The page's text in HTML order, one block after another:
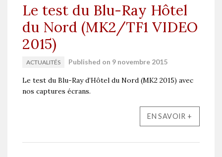
Le test du Blu-Ray Hôtel
du Nord (MK2/TF1 VIDEO
2015)
ACTUALITÉS Published on 9 novembre 2015
Le test du Blu-Ray d’Hôtel du Nord (MK2 2015) avec
nos captures écrans.
EN SAVOIR +